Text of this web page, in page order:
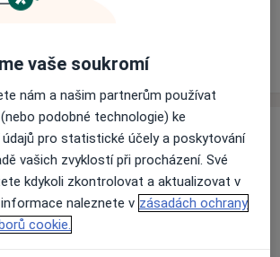
Adresy Názory pacientů
a cenách nejsou k dispozici
ještě nepřidával žádné informace o
svých službách.
vaše soukromí
nám a našim partnerům používat
podobné technologie) ke
pro statistické účely a poskytování
vašich zvyklostí při procházení. Své
kdykoli zkontrolovat a aktualizovat v
naleznete v zásadách ochrany
cookie.